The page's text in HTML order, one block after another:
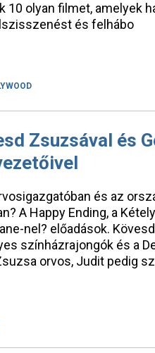
10 olyan filmet, amelyek
és felhábo
Zsuzsával és
és az
A Happy Ending, a
nel? előadások.
színházrajongók és a
orvos, Judit pedig